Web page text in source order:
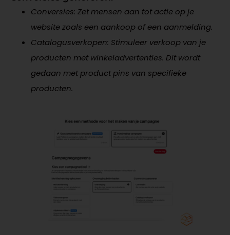
Conversies: Zet mensen aan tot actie op je
website zoals een aankoop of een aanmelding.
Catalogusverkopen: Stimuleer verkoop van je
producten met winkeladvertenties. Dit wordt
gedaan met product pins van specifieke
producten.